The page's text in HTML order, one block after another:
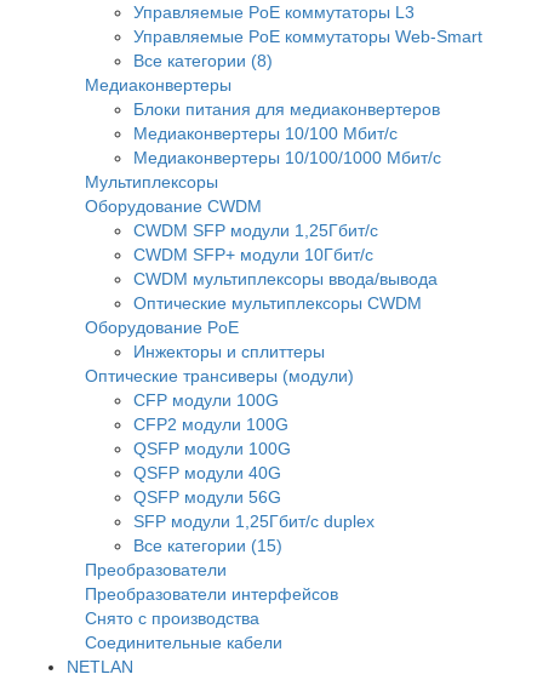
Управляемые PoE коммутаторы L3
Управляемые PoE коммутаторы Web-Smart
Все категории (8)
Медиаконвертеры
Блоки питания для медиаконвертеров
Медиаконвертеры 10/100 Мбит/с
Медиаконвертеры 10/100/1000 Мбит/c
Мультиплексоры
Оборудование CWDM
CWDM SFP модули 1,25Гбит/с
CWDM SFP+ модули 10Гбит/с
CWDM мультиплексоры ввода/вывода
Оптические мультиплексоры CWDM
Оборудование PoE
Инжекторы и сплиттеры
Оптические трансиверы (модули)
CFP модули 100G
CFP2 модули 100G
QSFP модули 100G
QSFP модули 40G
QSFP модули 56G
SFP модули 1,25Гбит/с duplex
Все категории (15)
Преобразователи
Преобразователи интерфейсов
Снято с производства
Соединительные кабели
NETLAN